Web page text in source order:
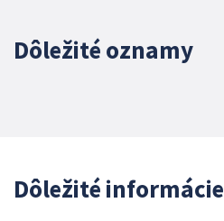
Dôležité oznamy
Dôležité informácie